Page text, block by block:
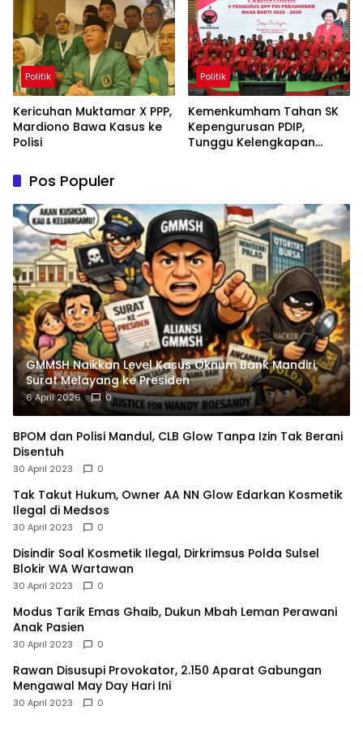
Politik
Kericuhan Muktamar X PPP,
Mardiono Bawa Kasus ke
Polisi
Politik
Kemenkumham Tahan SK
Kepengurusan PDIP,
Tunggu Kelengkapan
Pos Populer
GMMSH Naikkan Level Kasus Oknum Bank Mandiri,
Surat Melayang ke Presiden
6 April 2026 0
BPOM dan Polisi Mandul, CLB Glow Tanpa Izin Tak Berani
Disentuh
30 April 2023 0
Tak Takut Hukum, Owner AA NN Glow Edarkan Kosmetik
Ilegal di Medsos
30 April 2023 0
Disindir Soal Kosmetik Ilegal, Dirkrimsus Polda Sulsel
Blokir WA Wartawan
30 April 2023 0
Modus Tarik Emas Ghaib, Dukun Mbah Leman Perawani
Anak Pasien
30 April 2023 0
Rawan Disusupi Provokator, 2.150 Aparat Gabungan
Mengawal May Day Hari Ini
30 April 2023 0